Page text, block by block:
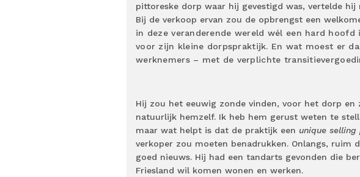
pittoreske dorp waar hij gevestigd was, vertelde
Bij de verkoop ervan zou de opbrengst een
in deze veranderende wereld wél een hard
voor zijn kleine dorpspraktijk. En wat moest er
werknemers – met de verplichte
Hij zou het eeuwig zonde vinden, voor het dorp
natuurlijk hemzelf. Ik heb hem gerust weten te
maar wat helpt is dat de praktijk een unique selling
verkoper zou moeten benadrukken. Onlangs,
goed nieuws. Hij had een tandarts gevonden die
Friesland wil komen wonen en werken.